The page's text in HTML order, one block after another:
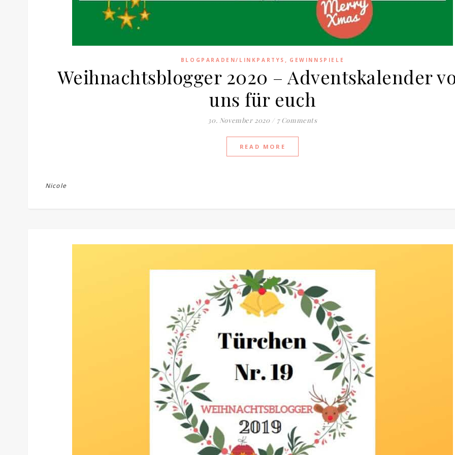
BLOGPARADEN/LINKPARTYS , GEWINNSPIELE
Weihnachtsblogger 2020 – Adventskalender
uns für euch
30. November 2020 / 7 Comments
READ MORE
Nicole